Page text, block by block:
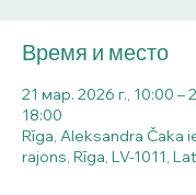
Время и место
21 мар. 2026 г., 10:00 –
18:00
Rīga, Aleksandra Čaka
rajons, Rīga, LV-1011,